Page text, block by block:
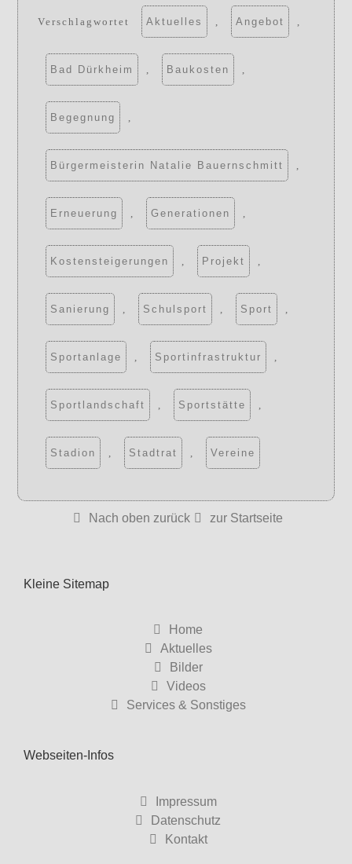
Verschlagwortet Aktuelles Angebot
Bad Dürkheim Baukosten
Begegnung
Bürgermeisterin Natalie Bauernschmitt
Erneuerung Generationen
Kostensteigerungen Projekt
Sanierung Schulsport Sport
Sportanlage Sportinfrastruktur
Sportlandschaft Sportstätte
Stadion Stadtrat Vereine
Nach oben zurück zur Startseite
Kleine Sitemap
Home
Aktuelles
Bilder
Videos
Services & Sonstiges
Webseiten-Infos
Impressum
Datenschutz
Kontakt